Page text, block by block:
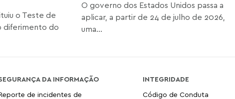
o Teste de
diferimento do
O governo dos Estados Unidos passa a
aplicar, a partir de 24 de julho de 2026,
uma...
DA INFORMAÇÃO
de incidentes de
INTEGRIDADE
Código de Conduta